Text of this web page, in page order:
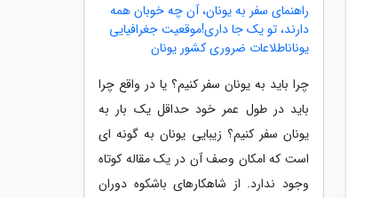
راهنمای سفر به یونان، آن چه خوبان همه
دارند، تو یک جا داری!موقعیت جغرافیایی
یوناناطلاعات ضروری کشور یونان
چرا باید به یونان سفر کنیم؟ یا در واقع چرا
باید در طول عمر خود حداقل یک بار به
یونان سفر کنیم؟ زیبایی یونان به گونه ای
است که امکان وصف آن در یک مقاله کوتاه
وجود ندارد. از شاهکارهای باشکوه دوران